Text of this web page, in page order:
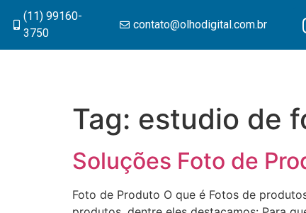
(11) 99160-
3750
contato@olhodigital.com.br
Tag: estudio de
Soluções Foto de
Foto de Produto O que é Fotos de